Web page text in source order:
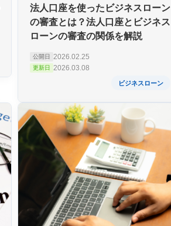
法人口座を使ったビジネスローン
の審査とは？法人口座とビジネス
ローンの審査の関係を解説
公開日 2026.02.25
更新日 2026.03.08
ビジネスローン